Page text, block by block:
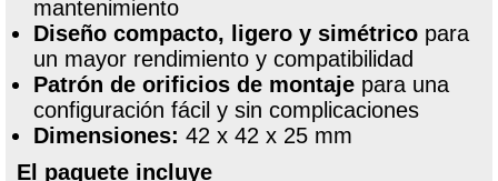
mantenimiento
Diseño compacto, ligero y simétrico para
un mayor rendimiento y compatibilidad
Patrón de orificios de montaje para una
configuración fácil y sin complicaciones
Dimensiones: 42 x 42 x 25 mm
El paquete incluye